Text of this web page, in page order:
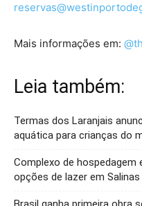
Mais informações em:
Leia também:
Termas dos Laranjais
aquática para crianças do
Complexo de hospedagem
opções de lazer em Salinas